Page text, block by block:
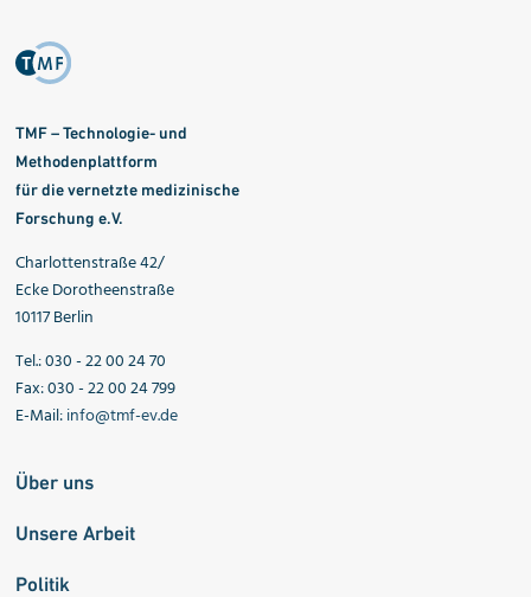
TMF – Technologie- und
Methodenplattform
für die vernetzte medizinische
Forschung e.V.
Charlottenstraße 42/
Ecke Dorotheenstraße
10117 Berlin
Tel.: 030 - 22 00 24 70
Fax: 030 - 22 00 24 799
E-Mail:info@tmf-ev.de
Über uns
Unsere Arbeit
Politik